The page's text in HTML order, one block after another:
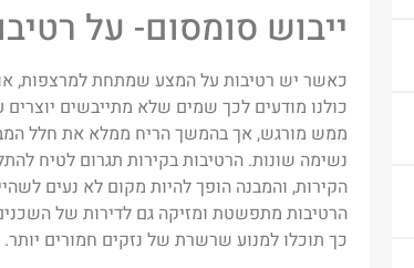
ייבוש סומסום- על
כאשר יש רטיבות על המצע שמתחת למרצפות, או
כולנו מודעים לכך שמים שלא מתייבשים
ממש מורגש, אך בהמשך הריח ממלא את חלל
נשימה שונות. הרטיבות בקירות תגרום לטיח
הקירות, והמבנה הופך להיות מקום לא נעים
הרטיבות מתפשטת ומזיקה גם לדירות של
כך תוכלו למנוע שרשרת של נזקים חמורים יותר.